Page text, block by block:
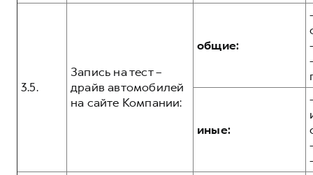
3.5.
Запись на тест –
драйв автомобилей
на сайте Компании:
общие:
иные: